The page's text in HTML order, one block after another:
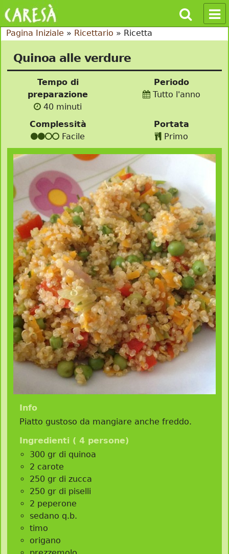
Pagina Iniziale » Ricettario » Ricetta
Quinoa alle verdure
Tempo di
preparazione
40 minuti
Periodo
Tutto l'anno
Complessità
Facile
Portata
Primo
Info
Piatto gustoso da mangiare anche freddo.
Ingredienti ( 4 persone)
300 gr di quinoa
2 carote
250 gr di zucca
250 gr di piselli
2 peperone
sedano q.b.
timo
origano